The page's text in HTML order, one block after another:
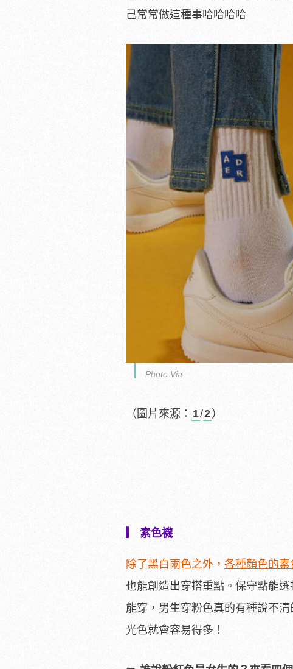
己常常做這種事哈哈哈哈
Photo Via
（圖片來源： 1/2 ）
▎ 素色襪
除了黑白兩色之外， 各種顏色的素
也能創造出穿搭重點。保守點能
能穿，男生穿粉色真的有種說不
光色就會容易得多！